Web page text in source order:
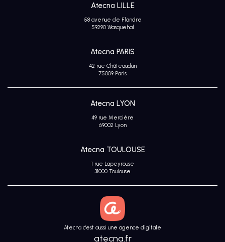
Avis
Atecna LILLE
58 avenue de Flandre
59290 Wasquehal
Atecna PARIS
42 rue Châteaudun
75009 Paris
Atecna LYON
49 rue Mercière
69002 Lyon
Atecna TOULOUSE
1 rue Lapeyrouse
31000 Toulouse
Atecna c’est aussi une agence digitale
atecna.fr